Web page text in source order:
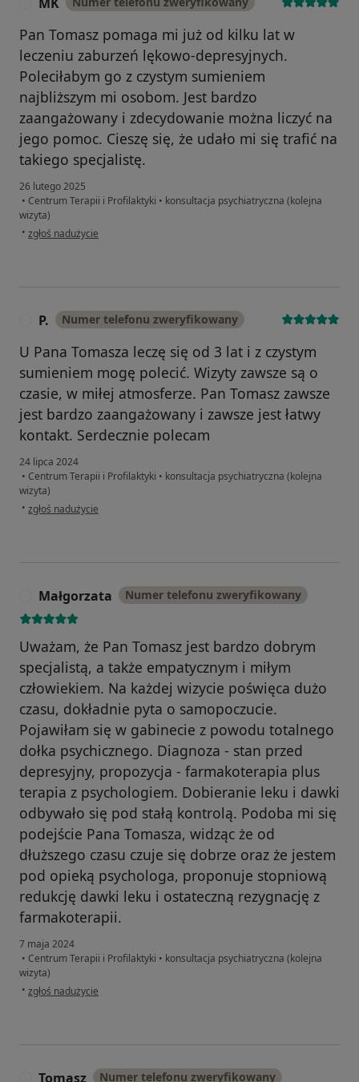
Pan Tomasz pomaga mi już od kilku lat w
leczeniu zaburzeń lękowo-depresyjnych.
Poleciłabym go z czystym sumieniem
najbliższym mi osobom. Jest bardzo
zaangażowany i zdecydowanie można liczyć na
jego pomoc. Cieszę się, że udało mi się trafić na
takiego specjalistę.
26 lutego 2025
• Centrum Terapii i Profilaktyki • konsultacja psychiatryczna (kolejna
wizyta)
• w opinii użytkownika MK
zgłoś nadużycie
P. Numer telefonu zweryfikowany
U Pana Tomasza leczę się od 3 lat i z czystym
sumieniem mogę polecić. Wizyty zawsze są o
czasie, w miłej atmosferze. Pan Tomasz zawsze
jest bardzo zaangażowany i zawsze jest łatwy
kontakt. Serdecznie polecam
24 lipca 2024
• Centrum Terapii i Profilaktyki • konsultacja psychiatryczna (kolejna
wizyta)
• w opinii użytkownika P.
zgłoś nadużycie
Małgorzata Numer telefonu zweryfikowany
Uważam, że Pan Tomasz jest bardzo dobrym
specjalistą, a także empatycznym i miłym
człowiekiem. Na każdej wizycie poświęca dużo
czasu, dokładnie pyta o samopoczucie.
Pojawiłam się w gabinecie z powodu totalnego
dołka psychicznego. Diagnoza - stan przed
depresyjny, propozycja - farmakoterapia plus
terapia z psychologiem. Dobieranie leku i dawki
odbywało się pod stałą kontrolą. Podoba mi się
podejście Pana Tomasza, widząc że od
dłuższego czasu czuje się dobrze oraz że jestem
pod opieką psychologa, proponuje stopniową
redukcję dawki leku i ostateczną rezygnację z
farmakoterapii.
7 maja 2024
• Centrum Terapii i Profilaktyki • konsultacja psychiatryczna (kolejna
wizyta)
• w opinii użytkownika Małgorzata
zgłoś nadużycie
Tomasz Numer telefonu zweryfikowany